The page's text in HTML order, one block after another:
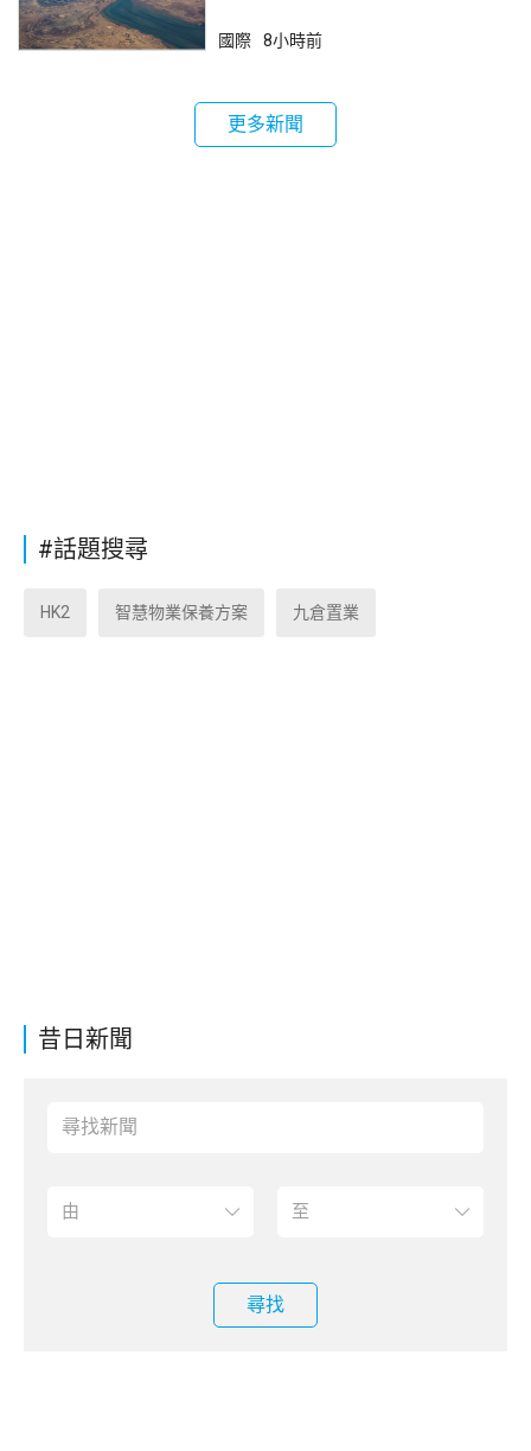
昔日新聞
尋找
國際 8小時前
更多新聞
#話題搜尋
HK2 智慧物業保養方案 九倉置業